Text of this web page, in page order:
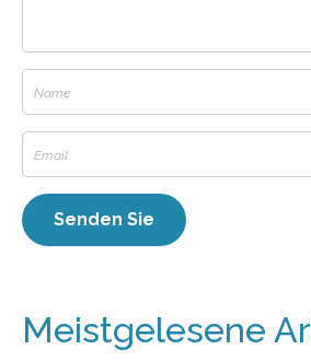
Meistgelesene